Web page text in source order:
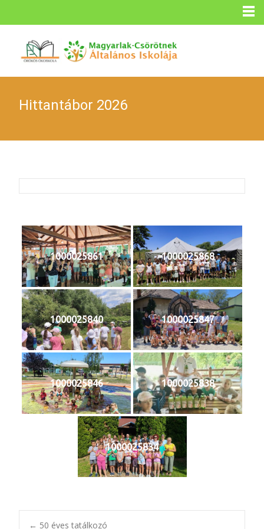
Hittantábor 2026
1000025861 1000025868
1000025840 1000025847
1000025846 1000025838
1000025834
← 50 éves tatálkozó